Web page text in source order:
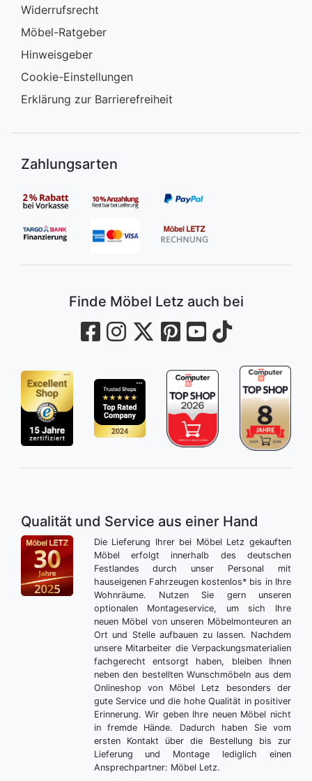
Widerrufsrecht
Möbel-Ratgeber
Hinweisgeber
Cookie-Einstellungen
Erklärung zur Barrierefreiheit
Zahlungsarten
Finde Möbel Letz auch bei
Qualität und Service aus einer Hand
Die Lieferung Ihrer bei Möbel Letz gekauften
Möbel erfolgt innerhalb des deutschen
Festlandes durch unser Personal mit
hauseigenen Fahrzeugen kostenlos* bis in Ihre
Wohnräume. Nutzen Sie gern unseren
optionalen Montageservice, um sich Ihre
neuen Möbel von unseren Möbelmonteuren an
Ort und Stelle aufbauen zu lassen. Nachdem
unsere Mitarbeiter die Verpackungsmaterialien
fachgerecht entsorgt haben, bleiben Ihnen
neben den bestellten Wunschmöbeln aus dem
Onlineshop von Möbel Letz besonders der
gute Service und die hohe Qualität in positiver
Erinnerung. Wir geben Ihre neuen Möbel nicht
in fremde Hände. Dadurch haben Sie vom
ersten Kontakt über die Bestellung bis zur
Lieferung und Montage lediglich einen
Ansprechpartner: Möbel Letz.